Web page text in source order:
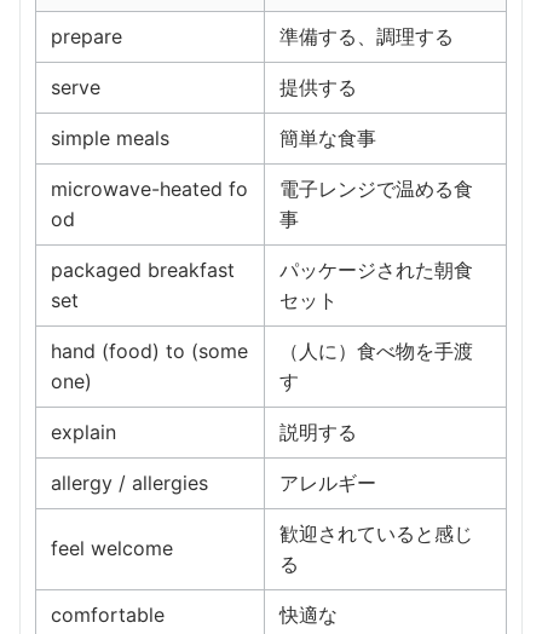
prepare 準備する、調理する
serve 提供する
simple meals 簡単な食事
microwave-heated fo
od
電子レンジで温める食
事
packaged breakfast
set
パッケージされた朝食
セット
hand (food) to (some
one)
（人に）食べ物を手渡
す
explain 説明する
allergy / allergies アレルギー
feel welcome
歓迎されていると感じ
る
comfortable 快適な